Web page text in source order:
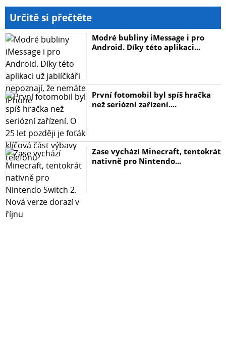
Určitě si přečtěte
Modré bubliny iMessage i pro
Android. Díky této aplikaci...
První fotomobil byl spíš hračka
než seriózní zařízení....
Zase vychází Minecraft, tentokrát
nativně pro Nintendo...